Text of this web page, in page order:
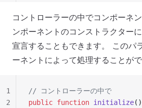
コントローラーの中でコンポーネ
ンポーネントのコンストラクター
宣言することもできます。 このパ
ーネントによって処理することが
// コントローラーの中で
public function initialize()
1
2